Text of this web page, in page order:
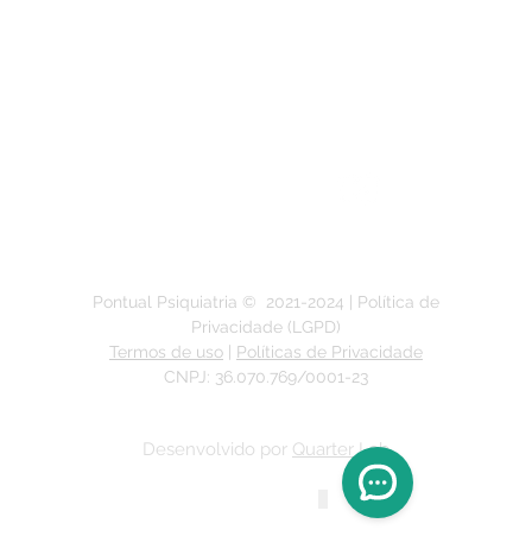
Pontual Psiquiatria © 2021-2024 | Política de
Privacidade (LGPD)
Termos de uso | Políticas de Privacidade
CNPJ: 36.070.769/0001-23
Desenvolvido por Quarter Lab